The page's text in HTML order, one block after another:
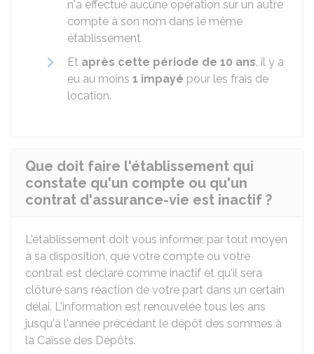
n'a effectué aucune opération sur un autre
compte à son nom dans le même
établissement
Et après cette période de 10 ans, il y a
eu au moins 1 impayé pour les frais de
location.
Que doit faire l'établissement qui
constate qu'un compte ou qu'un
contrat d'assurance-vie est inactif ?
L'établissement doit vous informer, par tout moyen
à sa disposition, que votre compte ou votre
contrat est déclaré comme inactif et qu'il sera
clôturé sans réaction de votre part dans un certain
délai. L'information est renouvelée tous les ans
jusqu'à l'année précédant le dépôt des sommes à
la Caisse des Dépôts.